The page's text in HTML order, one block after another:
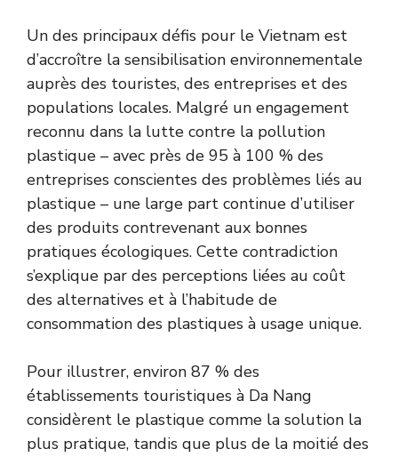
Un des principaux défis pour le Vietnam est
d’accroître la sensibilisation environnementale
auprès des touristes, des entreprises et des
populations locales. Malgré un engagement
reconnu dans la lutte contre la pollution
plastique – avec près de 95 à 100 % des
entreprises conscientes des problèmes liés au
plastique – une large part continue d’utiliser
des produits contrevenant aux bonnes
pratiques écologiques. Cette contradiction
s’explique par des perceptions liées au coût
des alternatives et à l’habitude de
consommation des plastiques à usage unique.
Pour illustrer, environ 87 % des
établissements touristiques à Da Nang
considèrent le plastique comme la solution la
plus pratique, tandis que plus de la moitié des